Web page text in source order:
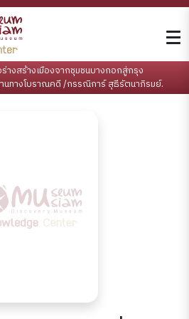
างสร้างเมืองจากชุมชนบางกอกสู่กรุง
นทางโบราณคดี /กรรณิการ์ สุธีรัตนาภิรมย์.